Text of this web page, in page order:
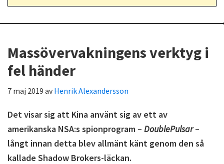
Massövervakningens verktyg i
fel händer
7 maj 2019 avHenrik Alexandersson
Det visar sig att Kina använt sig av ett av
amerikanska NSA:s spionprogram – DoublePulsar–
långt innan detta blev allmänt känt genom den så
kallade Shadow Brokers-läckan.